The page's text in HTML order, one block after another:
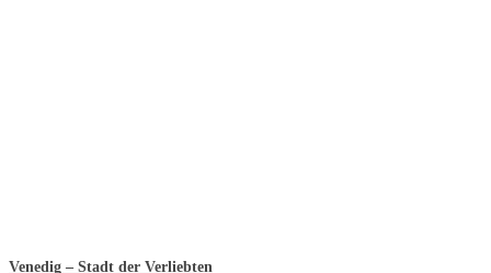
Venedig – Stadt der Verliebten